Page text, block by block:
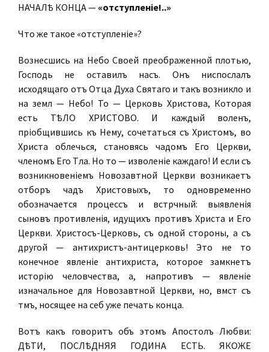
НАЧАЛѢ КОНЦА — «отступленіе!..»
Что же такое «отступленіе»?
Вознесшись на Небо Своей преображенной плотью,
Господь не оставилъ насъ. Онъ ниспослалъ
исходящаго отъ Отца Духа Святаго и такъ возникло и
на землѣ — Небо! То — Церковь Христова, Которая
есть ТѢЛО ХРИСТОВО. И каждый воленъ,
пріобщившись къ Нему, сочетаться съ Христомъ, во
Христа облечься, становясь чадомъ Его Церкви,
членомъ Его Тѣла. Но то — изволеніе каждаго! И если съ
возникновеніемъ Новозавѣтной Церкви возникаетъ
отборъ чадъ Христовыхъ, то одновременно
обозначается процессъ и встрѣчный: выявленія
сыновъ противленія, идущихъ противъ Христа и Его
Церкви. Христосъ-Церковь, съ одной стороны, а съ
другой — антихристъ-антицерковь! Это не то
конечное явленіе антихриста, которое замкнетъ
исторію человѣчества, а, напротивъ — явленіе
изначальное для Новозавѣтной Церкви, но, вмѣстѣ съ
тѣмъ, носящее на себѣ уже печать конца.
Вотъ какъ говоритъ объ этомъ Апостолъ Любви:
ДѢТИ, ПОСЛѢДНЯЯ ГОДИНА ЕСТЬ. ЯКОЖЕ